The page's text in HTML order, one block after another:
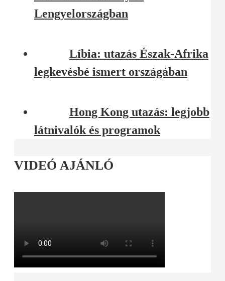
Lengyelországban
Líbia: utazás Észak-Afrika
legkevésbé ismert országában
Hong Kong utazás: legjobb
látnivalók és programok
VIDEÓ AJÁNLÓ